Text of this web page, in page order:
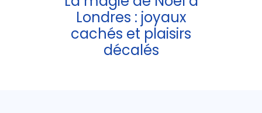
Londres : joyaux
cachés et plaisirs
décalés